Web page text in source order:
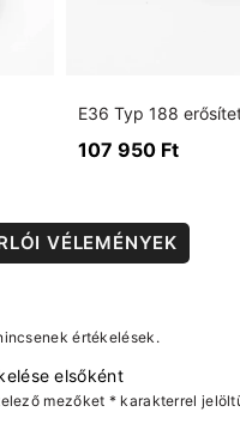
107 950 Ft
VÉLEMÉNYEK
értékelések.
elsőként
mezőket * karakterrel